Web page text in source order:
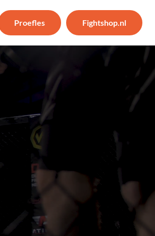
Proefles Fightshop.nl